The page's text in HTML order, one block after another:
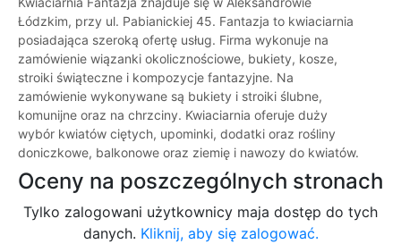
Łódzkim, przy ul. Pabianickiej 45. Fantazja to kwiaciarnia
posiadająca szeroką ofertę usług. Firma wykonuje na
zamówienie wiązanki okolicznościowe, bukiety, kosze,
stroiki świąteczne i kompozycje fantazyjne. Na
zamówienie wykonywane są bukiety i stroiki ślubne,
komunijne oraz na chrzciny. Kwiaciarnia oferuje duży
wybór kwiatów ciętych, upominki, dodatki oraz rośliny
doniczkowe, balkonowe oraz ziemię i nawozy do kwiatów.
Oceny na poszczególnych stronach
Tylko zalogowani użytkownicy maja dostęp do tych
danych. Kliknij, aby się zalogować.